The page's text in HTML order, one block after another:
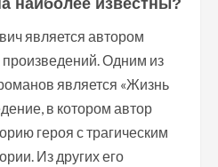
наиболее известны?
является автором
Одним из
является «Жизнь
в котором автор
героя с трагическим
Из других его